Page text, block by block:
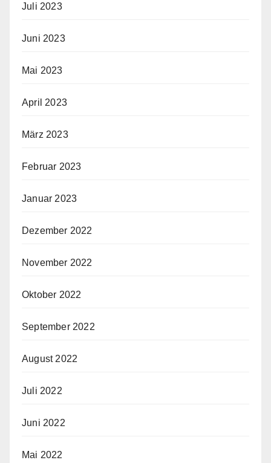
Juli 2023
Juni 2023
Mai 2023
April 2023
März 2023
Februar 2023
Januar 2023
Dezember 2022
November 2022
Oktober 2022
September 2022
August 2022
Juli 2022
Juni 2022
Mai 2022